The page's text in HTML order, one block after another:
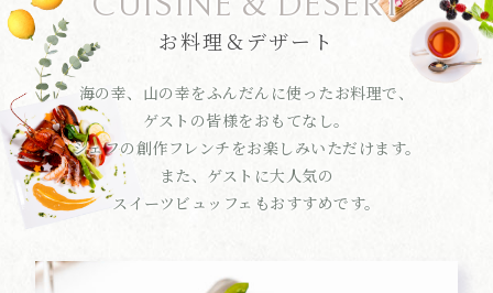
お料理＆デザート
海の幸、山の幸をふんだんに使ったお料理で、
ゲストの皆様をおもてなし。
シェフの創作フレンチをお楽しみいただけます。
また、ゲストに大人気の
スイーツビュッフェもおすすめです。